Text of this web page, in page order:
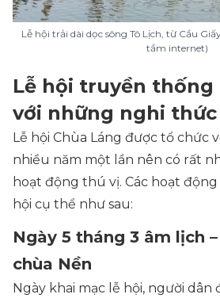
Lễ hội trải dài dọc sông Tô Lịch, từ Cầu
tầm internet)
Lễ hội truyền thống
với những nghi thức
Lễ hội Chùa Láng được tổ chức
nhiều năm một lần nên có rất
hoạt động thú vị. Các hoạt
hội cụ thể như sau:
Ngày 5 tháng 3 âm lịch
chùa Nền
Ngày khai mạc lễ hội, người